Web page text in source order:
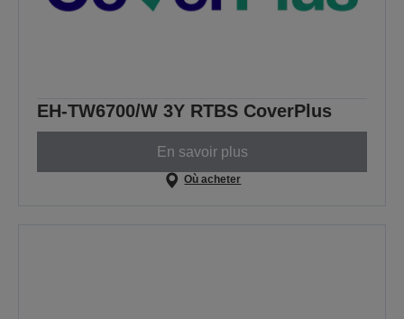
EH-TW6700/W 3Y RTBS CoverPlus
En savoir plus
Où acheter